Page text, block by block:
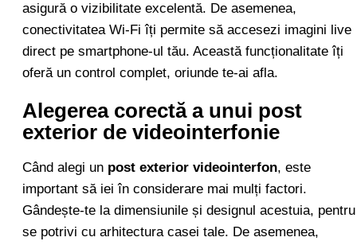
asigură o vizibilitate excelentă. De asemenea,
conectivitatea Wi-Fi îți permite să accesezi imagini live
direct pe smartphone-ul tău. Această funcționalitate îți
oferă un control complet, oriunde te-ai afla.
Alegerea corectă a unui post
exterior de videointerfonie
Când alegi un post exterior videointerfon, este
important să iei în considerare mai mulți factori.
Gândește-te la dimensiunile și designul acestuia,
se potrivi cu arhitectura casei tale. De asemenea,